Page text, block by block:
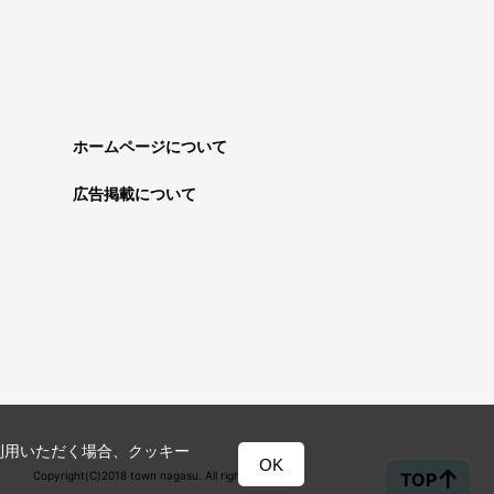
ホームページについて
広告掲載について
Copyright(C)2018 town nagasu. All rights reserved. TOP
いただく場合、クッキー
OK